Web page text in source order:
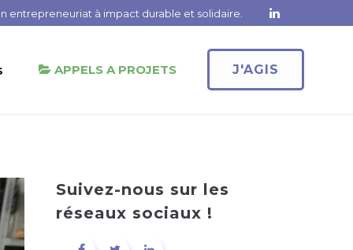
entrepreneuriat à impact durable et solidaire.
J'AGIS
APPELS A PROJETS
Suivez-nous sur les
réseaux sociaux !